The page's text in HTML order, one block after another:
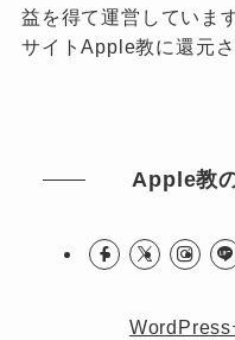
益を得て運営していま
サイトApple教に還元
Apple教
WordPress